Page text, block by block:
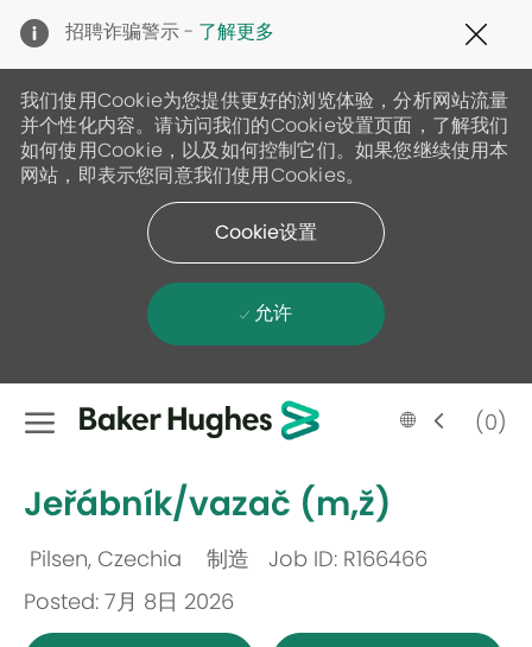
招聘诈骗警示 - 了解更多
19
我们使用Cookie为您提供更好的浏览体验，分析网站流量
并个性化内容。请访问我们的Cookie设置页面，了解我们
如何使用Cookie，以及如何控制它们。如果您继续使用本
网站，即表示您同意我们使用Cookies。
Cookie设置
允许
Skip to main content
Language
selected
Chinese(0)
Jeřábník/vazač (m,ž)
Pilsen, Czechia 制造
Job ID: R166466
Posted: 7月 8日 2026